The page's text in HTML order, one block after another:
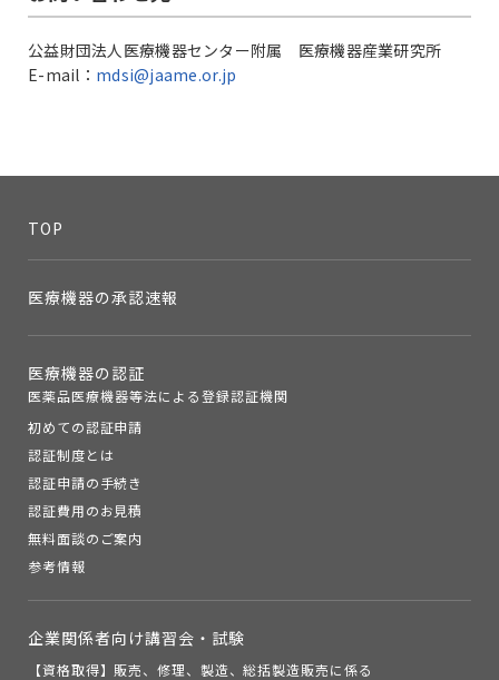
公益財団法人医療機器センター附属 医療機器産業研究所
E-mail： mdsi@jaame.or.jp
TOP
医療機器の承認速報
医療機器の認証
医薬品医療機器等法による登録認証機関
初めての認証申請
認証制度とは
認証申請の手続き
認証費用のお見積
無料面談のご案内
参考情報
企業関係者向け講習会・試験
【資格取得】販売、修理、製造、総括製造販売に係る